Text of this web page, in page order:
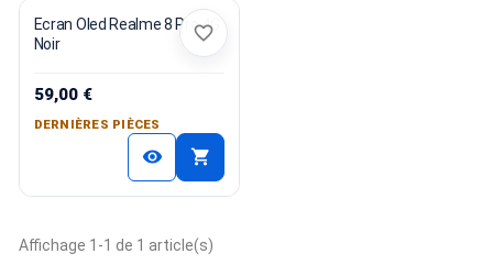
Ecran Oled Realme 8 Pro 4G
Noir
59,00 €
DERNIÈRES PIÈCES
visibility shopping_cart
favorite_border
Affichage 1-1 de 1 article(s)